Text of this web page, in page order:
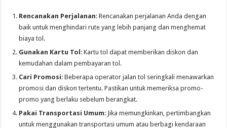
Rencanakan Perjalanan: Rencanakan perjalanan Anda dengan
baik untuk menghindari rute yang lebih panjang dan menghemat
biaya tol.
Gunakan Kartu Tol: Kartu tol dapat memberikan diskon dan
kemudahan dalam pembayaran tol.
Cari Promosi: Beberapa operator jalan tol seringkali menawarkan
promosi dan diskon tertentu. Pastikan untuk memeriksa promo-
promo yang berlaku sebelum berangkat.
Pakai Transportasi Umum: Jika memungkinkan, pertimbangkan
untuk menggunakan transportasi umum atau berbagi kendaraan